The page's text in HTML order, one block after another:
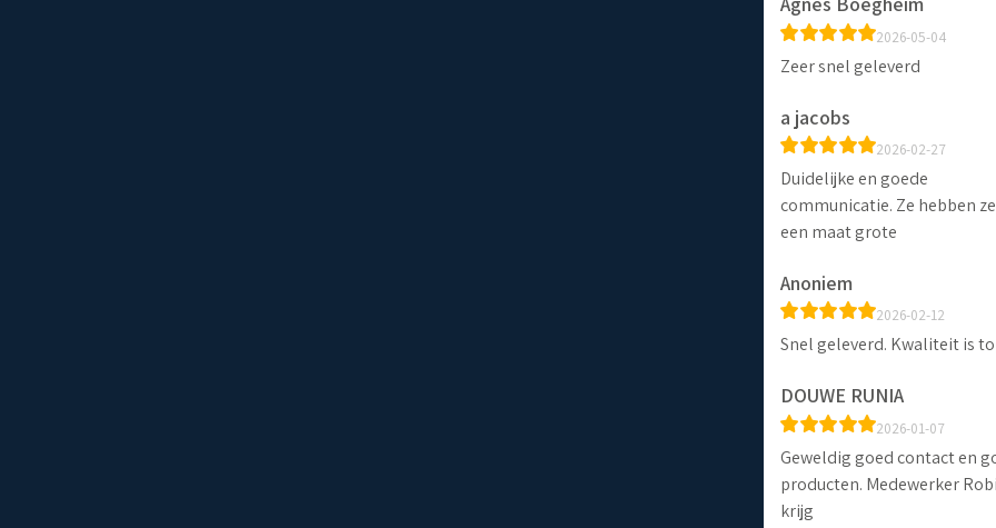
2026-05-04
Zeer snel geleverd
a jacobs
2026-02-27
Duidelijke en goede
communicatie. Ze hebben
een maat grote
Anoniem
2026-02-12
Snel geleverd. Kwaliteit is
DOUWE RUNIA
2026-01-07
Geweldig goed contact en
producten. Medewerker
krijg